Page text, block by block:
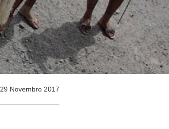
29 Novembro 2017